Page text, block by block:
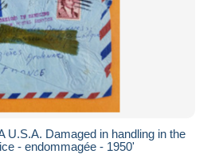
U.S.A. Damaged in handling in the
- endommagée - 1950'